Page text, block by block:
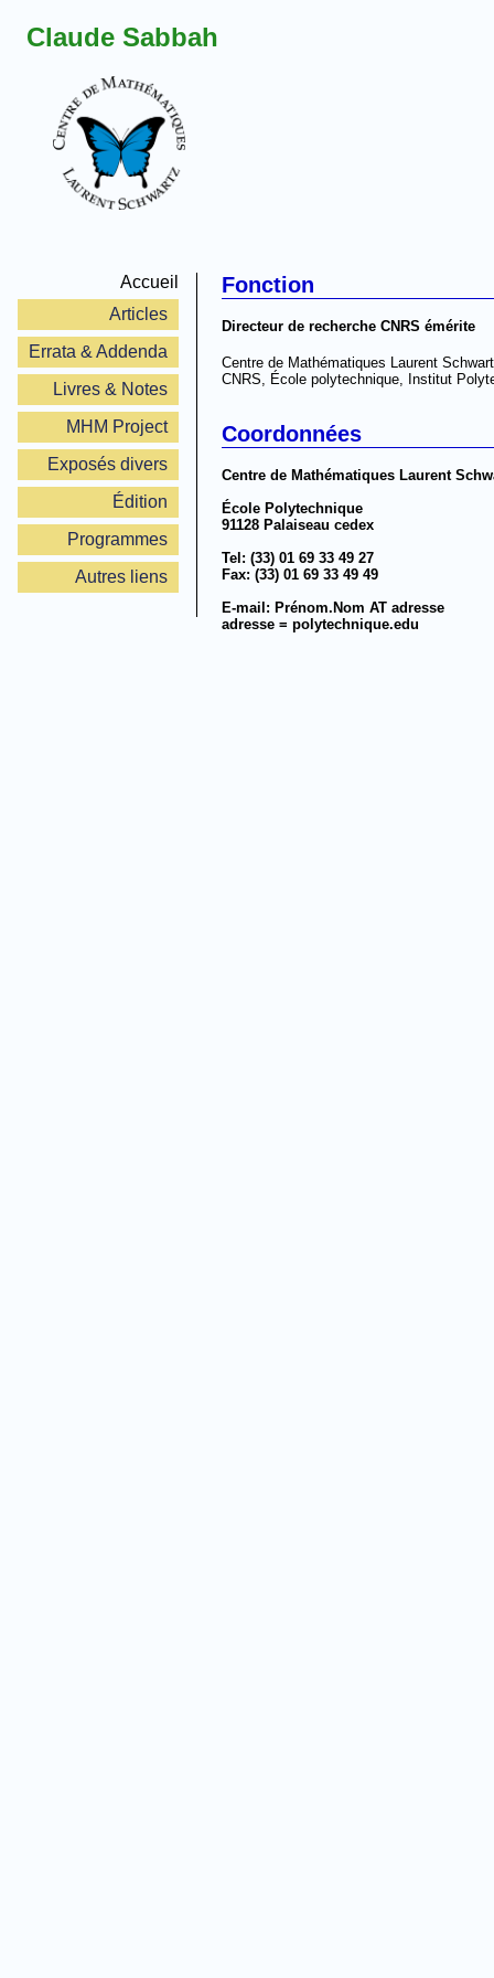
Claude Sabbah
Accueil
Articles
Errata & Addenda
Livres & Notes
MHM Project
Exposés divers
Édition
Programmes
Autres liens
Fonction
Directeur de recherche CNRS émérite
Centre de Mathématiques Laurent
CNRS, École polytechnique, Institut
Coordonnées
Centre de Mathématiques Laurent
École Polytechnique
91128 Palaiseau cedex
Tel: (33) 01 69 33 49 27
Fax: (33) 01 69 33 49 49
E-mail: Prénom.Nom AT adresse
adresse = polytechnique.edu